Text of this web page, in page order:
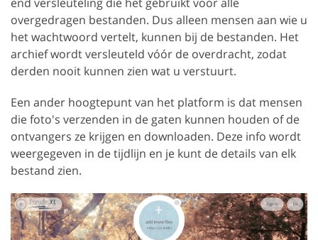
overgedragen bestanden. Dus alleen mensen aan wie u
het wachtwoord vertelt, kunnen bij de bestanden. Het
archief wordt versleuteld vóór de overdracht, zodat
derden nooit kunnen zien wat u verstuurt.
Een ander hoogtepunt van het platform is dat mensen
die foto's verzenden in de gaten kunnen houden of de
ontvangers ze krijgen en downloaden. Deze info wordt
weergegeven in de tijdlijn en je kunt de details van elk
bestand zien.